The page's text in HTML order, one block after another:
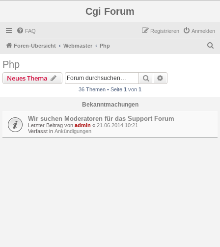
Cgi Forum
FAQ Anmelden
Registrieren
Foren-Übersicht Webmaster Php
Php
Neues Thema Suche
36 Themen • Seite 1 von 1
Bekanntmachungen
Wir suchen Moderatoren für das Support Forum
Letzter Beitrag von admin « 21.06.2014 10:21
Verfasst in Ankündigungen